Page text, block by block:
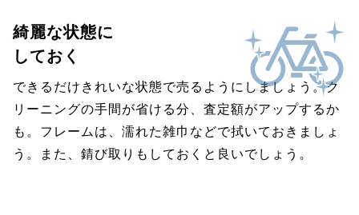
綺麗な状態に
しておく
できるだけきれいな状態で売るようにしましょう。ク
リーニングの手間が省ける分、査定額がアップするか
も。フレームは、濡れた雑巾などで拭いておきましょ
う。また、錆び取りもしておくと良いでしょう。